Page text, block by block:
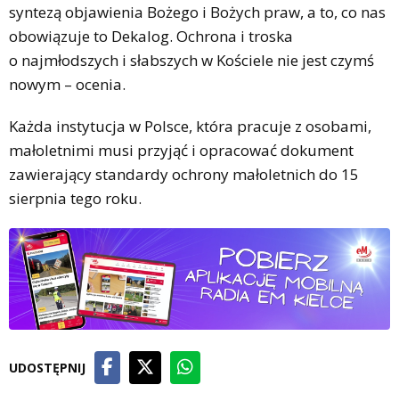
syntezą objawienia Bożego i Bożych praw, a to, co nas
obowiązuje to Dekalog. Ochrona i troska
o najmłodszych i słabszych w Kościele nie jest czymś
nowym – ocenia.
Każda instytucja w Polsce, która pracuje z osobami,
małoletnimi musi przyjąć i opracować dokument
zawierający standardy ochrony małoletnich do 15
sierpnia tego roku.
UDOSTĘPNIJ